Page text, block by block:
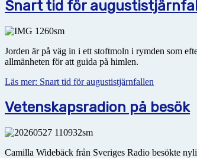
Snart tid för
Jorden är på väg in i ett stoftmoln i rymden som
allmänheten för att guida på himlen.
Läs mer: Snart tid för augustistjärnfallen
Vetenskapsradion på besök
Camilla Widebäck från Sveriges Radio besökte